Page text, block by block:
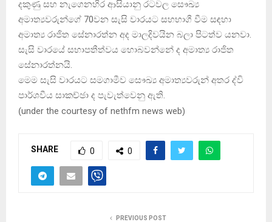
දකුණු සහ නැගෙනහිර ආසියානු රටවල සෞඛ්‍ය
අමාත්‍යවරුන්ගේ 70වන සැසි වාරයට සහභාගී වීම සඳහා
අමාත්‍ය රාජිත සේනාරත්න අද මාලදිවයින බලා පිටත්ව යනවා.
සැසි වාරයේ සභාපතීත්වය හොබවන්නේ ද අමාත්‍ය රාජිත
සේනාරත්නයි.
මෙම සැසි වාරයට සමගාමීව සෞඛ්‍ය අමාත්‍යවරුන් අතර ද්වි
පාර්ශවීය සාකච්ඡා ද පැවැත්වෙනු ඇති.
(under the courtesy of nethfm news web)
SHARE 0 0
PREVIOUS POST